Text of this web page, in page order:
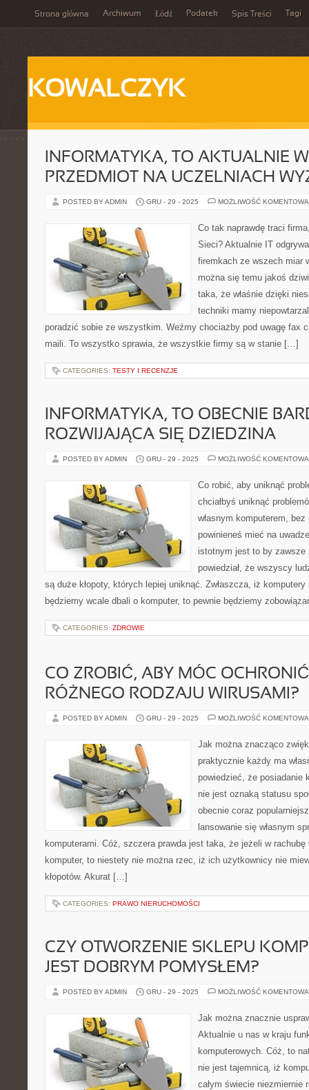
Strona główna Archiwum Łódź Podatek Spis Treści Tagi
KOWALCZYK
INFORMATYKA, TO AKTUALNIE
PRZEDMIOT NA UCZELNIACH
POSTED BY ADMIN GRU - 29 - 2025 MOŻLIWOŚĆ
Co tak naprawdę traci
Sieci? Aktualnie IT
firemkach ze wszech miar
można się temu jakoś
taka, że właśnie dzięki
techniki mamy
poradzić sobie ze wszystkim. Weźmy chociażby pod uwagę fax
maili. To wszystko sprawia, że wszystkie firmy są w stanie […]
CATEGORIES: TESTY I RECENZJE
INFORMATYKA, TO OBECNIE
ROZWIJAJĄCA SIĘ DZIEDZINA
POSTED BY ADMIN GRU - 29 - 2025 MOŻLIWOŚĆ
Co robić, aby uniknąć
chciałbyś uniknąć
własnym komputerem,
powinieneś mieć na
istotnym jest to by zawsze
powiedział, że wszyscy
są duże kłopoty, których lepiej uniknąć. Zwłaszcza, iż
będziemy wcale dbali o komputer, to pewnie będziemy
CATEGORIES: ZDROWIE
CO ZROBIĆ, ABY MÓC
RÓŻNEGO RODZAJU WIRUSAMI?
POSTED BY ADMIN GRU - 29 - 2025 MOŻLIWOŚĆ
Jak można znacząco
praktycznie każdy ma
powiedzieć, że posiadanie
nie jest oznaką statusu
obecnie coraz
lansowanie się własnym
komputerami. Cóż, szczera prawda jest taka, że jeżeli w rachubę
komputer, to niestety nie można rzec, iż ich użytkownicy nie
kłopotów. Akurat […]
CATEGORIES: PRAWO NIERUCHOMOŚCI
CZY OTWORZENIE SKLEPU
JEST DOBRYM POMYSŁEM?
POSTED BY ADMIN GRU - 29 - 2025 MOŻLIWOŚĆ
Jak można znacznie
Aktualnie u nas w kraju
komputerowych. Cóż, to
nie jest tajemnicą, iż
całym świecie niezmiernie